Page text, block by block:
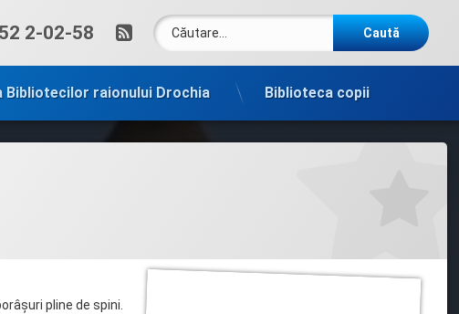
acum:
2-02-58 RSSCaută după:
Bibliotecilor raionului Drochia Biblioteca copii
pline de spini.